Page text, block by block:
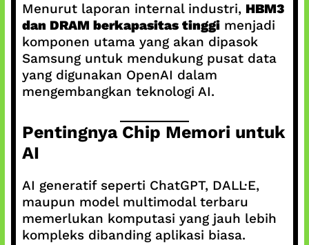
Menurut laporan internal industri, HBM3
dan DRAM berkapasitas tinggimenjadi
komponen utama yang akan dipasok
Samsung untuk mendukung pusat data
yang digunakan OpenAI dalam
mengembangkan teknologi AI.
Pentingnya Chip Memori untuk
AI
AI generatif seperti ChatGPT, DALL·E,
maupun model multimodal terbaru
memerlukan komputasi yang jauh lebih
kompleks dibanding aplikasi biasa.